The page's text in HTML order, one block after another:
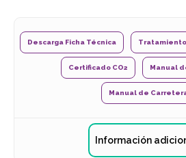
Información
Descarga Ficha Técnica
Certificado CO2 Manual
Manual de